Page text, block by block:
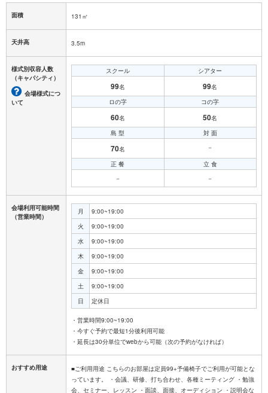
面積 131㎡
天井高 3.5m
様式別収容人数
（キャパシティ）
会場様式につ
いて
スクール
99名
シアター
99名
ロの字
60名
コの字
50名
島 型
70名
対 面
－
正 餐
－
立 食
－
会場利用可能時間
（営業時間）
月
9:00~19:00
火
9:00~19:00
水
9:00~19:00
木
9:00~19:00
金
9:00~19:00
土
9:00~19:00
日
定休日
・営業時間9:00~19:00
・今すぐ予約で最短1分後利用可能
おすすめ用途
■ご利用用途 こちらのお部屋は定員99+予備椅子でご利用が可能とな
っています。 ・会議、研修、打ち合わせ、各種ミーティング ・勉強
会、セミナー、レッスン ・面談、面接、オーディション ・説明会な